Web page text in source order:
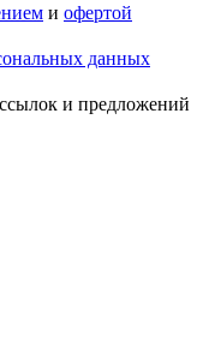
и офертой
данных
и предложений